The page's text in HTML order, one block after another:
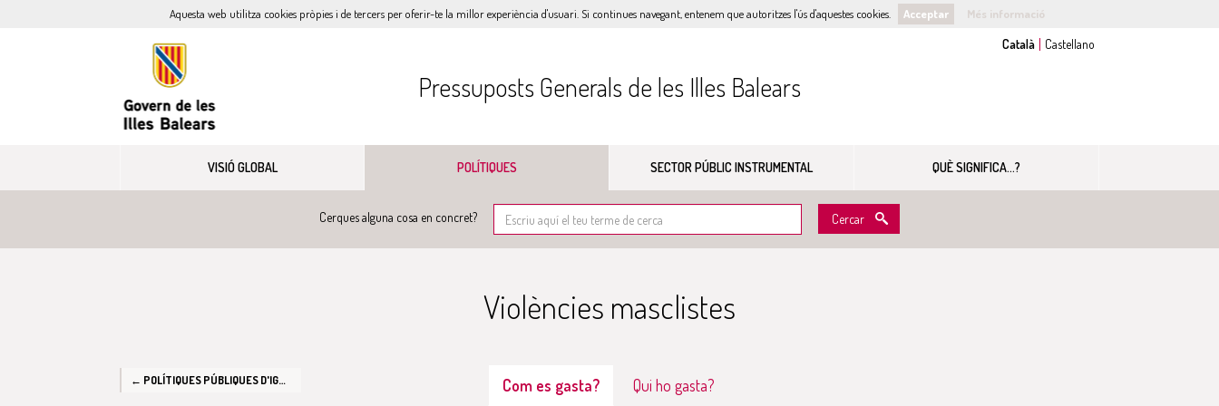
Aquesta web utilitza cookies pròpies i de tercers per oferir-te la millor experiència d'usuari. Si continues navegant, entenem que autoritzes l'ús d'aquestes cookies. Acceptar Més informació
Pressuposts Generals de les Illes Balears
VISIÓ GLOBAL POLÍTIQUES SECTOR PÚBLIC INSTRUMENTAL QUÈ SIGNIFICA...?
Cerques alguna cosa en concret? Cercar
← POLÍTIQUES PÚBLIQUES D'IGUALTAT
Violències masclistes
Com es gasta? Qui ho gasta?